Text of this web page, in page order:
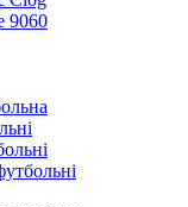
9060